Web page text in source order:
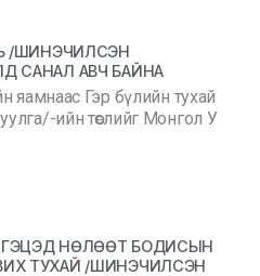
/ШИНЭЧИЛСЭН
САНАЛ АВЧ БАЙНА
яамнаас Гэр бүлийн тухай
ийн төслийг Монгол У
НӨЛӨӨТ БОДИСЫН
ТУХАЙ /ШИНЭЧИЛСЭН